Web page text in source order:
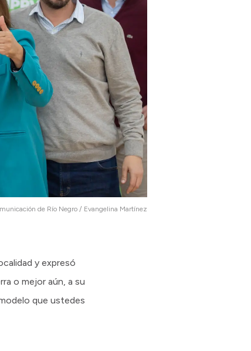
de Río Negro / Evangelina Martínez
y expresó
o mejor aún, a su
que ustedes